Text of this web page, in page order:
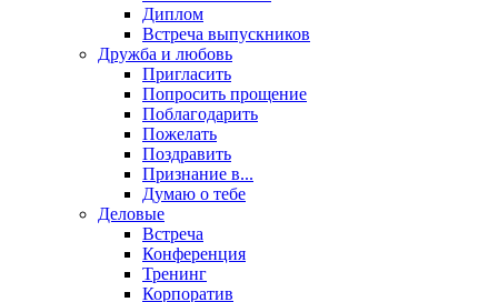
Диплом
Встреча выпускников
Дружба и любовь
Пригласить
Попросить прощение
Поблагодарить
Пожелать
Поздравить
Признание в...
Думаю о тебе
Деловые
Встреча
Конференция
Тренинг
Корпоратив